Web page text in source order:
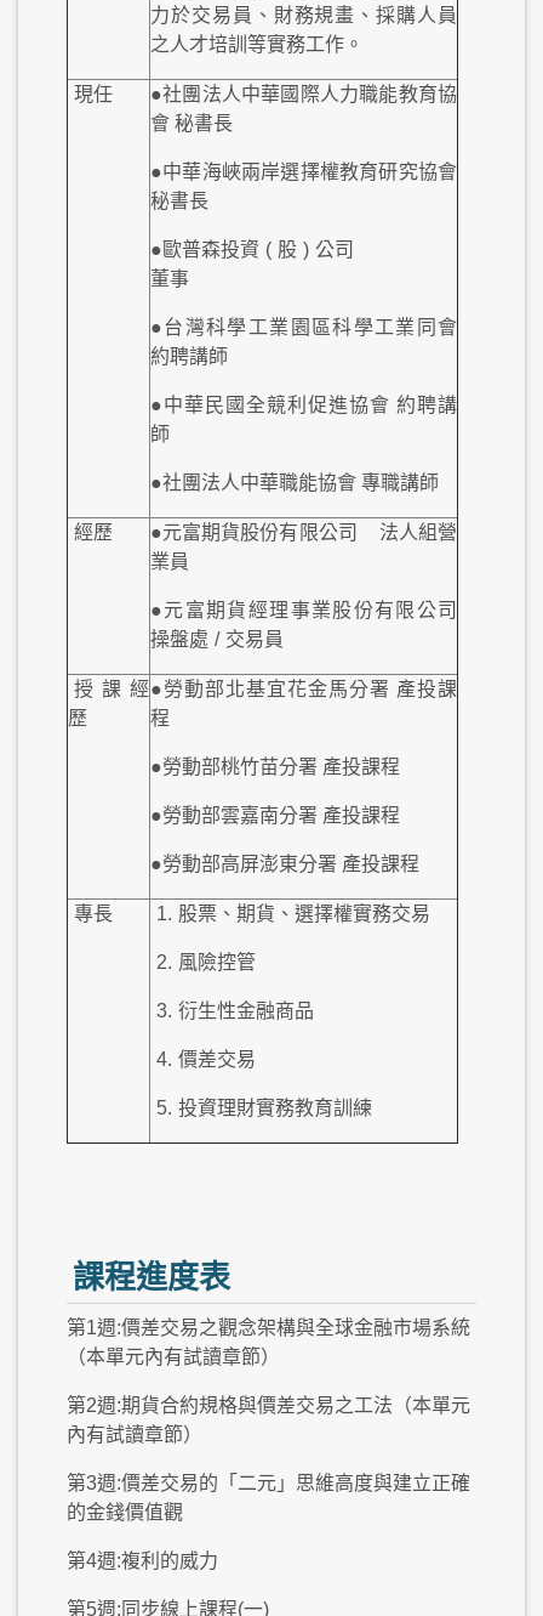
力於交易員、財務規畫、採購人員
之人才培訓等實務工作。
現任
●社團法人中華國際人力職能教育協
會 秘書長
●中華海峽兩岸選擇權教育研究協會
秘書長
●歐普森投資 ( 股 ) 公司
董事
●台灣科學工業園區科學工業同會
約聘講師
●中華民國全競利促進協會 約聘講
師
●社團法人中華職能協會 專職講師
經歷 ●元富期貨股份有限公司
法人組營
業員
●元富期貨經理事業股份有限公司
操盤處 / 交易員
授課經
歷
●勞動部北基宜花金馬分署 產投課
程
●勞動部桃竹苗分署 產投課程
●勞動部雲嘉南分署 產投課程
●勞動部高屏澎東分署 產投課程
專長 1. 股票、期貨、選擇權實務交易
2. 風險控管
3. 衍生性金融商品
4. 價差交易
5. 投資理財實務教育訓練
課程進度表
第1週:價差交易之觀念架構與全球金融市場系統
（本單元內有試讀章節）
第2週:期貨合約規格與價差交易之工法（本單元
內有試讀章節）
第3週:價差交易的「二元」思維高度與建立正確
的金錢價值觀
第4週:複利的威力
第5週:同步線上課程(一)